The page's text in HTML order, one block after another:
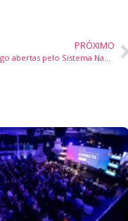
PRÓXIMO
Santa Catarina supera 10 mil vagas de emprego abertas pelo Sistema Nacional de Emprego e amplia ações de empregabilidade